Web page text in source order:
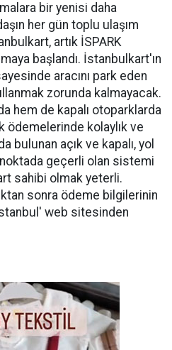
bir yenisi daha
her gün toplu ulaşım
artık İSPARK
başlandı. İstanbulkart'ın
aracını park eden
zorunda kalmayacak.
hem de kapalı otoparklarda
ödemelerinde kolaylık ve
bulunan açık ve kapalı, yol
geçerli olan sistemi
sahibi olmak yeterli.
sonra ödeme bilgilerinin
web sitesinden